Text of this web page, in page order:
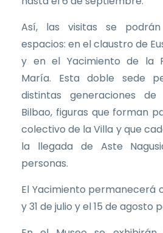
Así, las visitas se
espacios: en el claustro de
y en el Yacimiento de la
María. Esta doble sede
distintas generaciones
Bilbao, figuras que forman
colectivo de la Villa y que
la llegada de Aste
personas.
El Yacimiento permanecerá
y 31 de julio y el 15 de agosto